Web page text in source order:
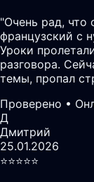
"Очень рад, что
французский с
Уроки
разговора.
темы, пропал
Проверено •
Д
Дмитрий
25.01.2026
⭐️⭐️⭐️⭐️⭐️